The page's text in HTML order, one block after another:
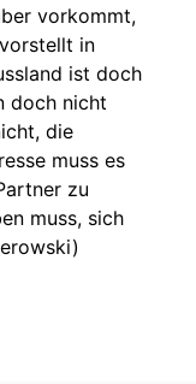
vorkommt,
in
ist doch
doch nicht
die
muss es
zu
muss, sich